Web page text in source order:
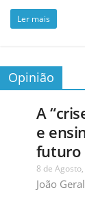
Ler mais
Opinião
A
e
futuro
8 de
João